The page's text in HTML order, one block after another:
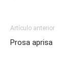
Artículo anterior
Prosa aprisa